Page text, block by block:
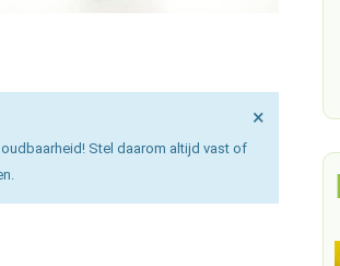
Stel daarom altijd vast of
×